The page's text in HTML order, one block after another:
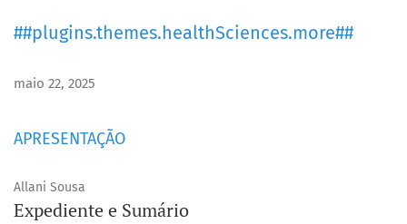
##plugins.themes.healthSciences.more##
maio 22, 2025
APRESENTAÇÃO
Allani Sousa
Expediente e Sumário